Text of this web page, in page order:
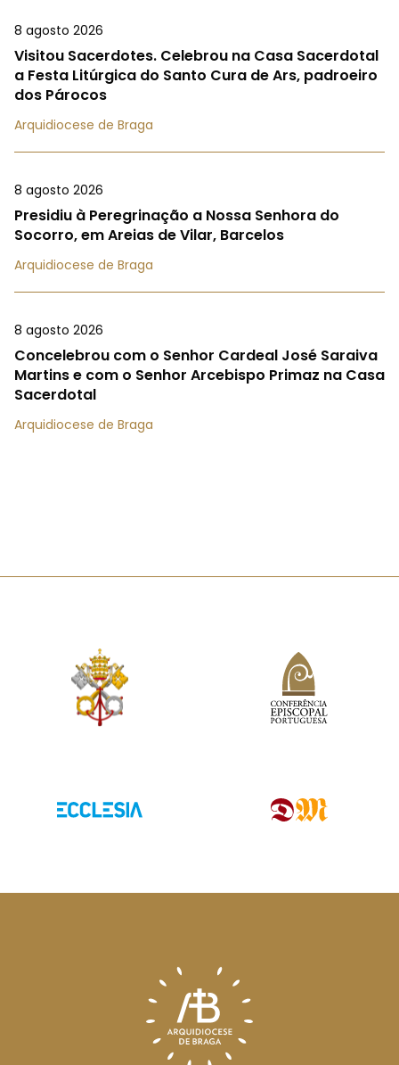
8 agosto 2026
Visitou Sacerdotes. Celebrou na Casa Sacerdotal
a Festa Litúrgica do Santo Cura de Ars, padroeiro
dos Párocos
Arquidiocese de Braga
8 agosto 2026
Presidiu à Peregrinação a Nossa Senhora do
Socorro, em Areias de Vilar, Barcelos
Arquidiocese de Braga
8 agosto 2026
Concelebrou com o Senhor Cardeal José Saraiva
Martins e com o Senhor Arcebispo Primaz na Casa
Sacerdotal
Arquidiocese de Braga